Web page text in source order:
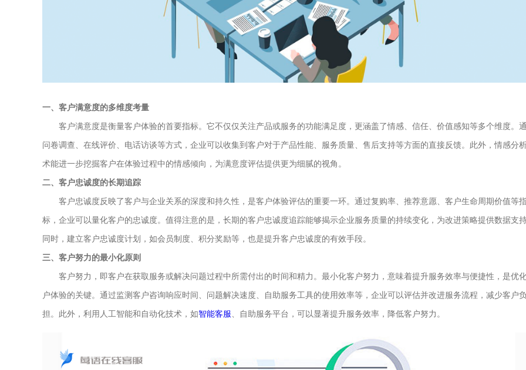
一、客户满意度的多维度考量
客户满意度是衡量客户体验的首要指标。它不仅仅关注产品或服务的功能满足度，更涵盖了情感、信任、价值感知等多个维度。
问卷调查、在线评价、电话访谈等方式，企业可以收集到客户对于产品性能、服务质量、售后支持等方面的直接反馈。此外，情感分
术能进一步挖掘客户在体验过程中的情感倾向，为满意度评估提供更为细腻的视角。
二、客户忠诚度的长期追踪
客户忠诚度反映了客户与企业关系的深度和持久性，是客户体验评估的重要一环。通过复购率、推荐意愿、客户生命周期价值等
标，企业可以量化客户的忠诚度。值得注意的是，长期的客户忠诚度追踪能够揭示企业服务质量的持续变化，为改进策略提供数据支持
同时，建立客户忠诚度计划，如会员制度、积分奖励等，也是提升客户忠诚度的有效手段。
三、客户努力的最小化原则
客户努力，即客户在获取服务或解决问题过程中所需付出的时间和精力。最小化客户努力，意味着提升服务效率与便捷性，是优
户体验的关键。通过监测客户咨询响应时间、问题解决速度、自助服务工具的使用效率等，企业可以评估并改进服务流程，减少客户负
担。此外，利用人工智能和自动化技术，如智能客服 、自助服务平台，可以显著提升服务效率，降低客户努力。